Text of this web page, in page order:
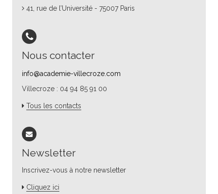
41, rue de l’Université - 75007 Paris
Nous contacter
info@academie-villecroze.com
Villecroze : 04 94 85 91 00
Tous les contacts
Newsletter
Inscrivez-vous à notre newsletter
Cliquez ici